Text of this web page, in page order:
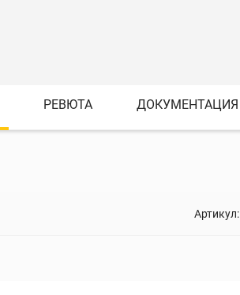
РЕВЮТА ДОКУМЕНТАЦИЯ
Артикул: